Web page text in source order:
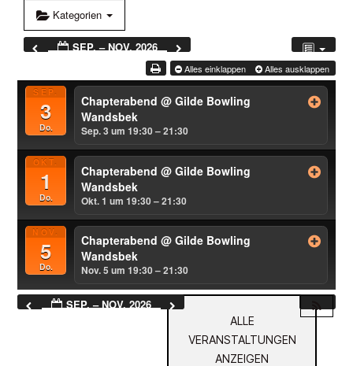
Kategorien
SEP. – NOV. 2026
Alles einklappen Alles ausklappen
SEP.
3
Do.
Chapterabend @ Gilde Bowling
Wandsbek
Sep. 3 um 19:30 – 21:30
OKT.
1
Do.
Chapterabend @ Gilde Bowling
Wandsbek
Okt. 1 um 19:30 – 21:30
NOV.
5
Do.
Chapterabend @ Gilde Bowling
Wandsbek
Nov. 5 um 19:30 – 21:30
SEP. – NOV. 2026
ALLE
VERANSTALTUNGEN
ANZEIGEN